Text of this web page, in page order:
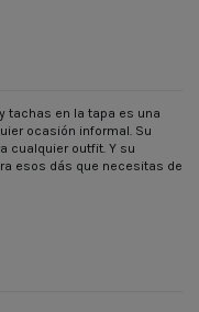
tachas en la tapa es una
ocasión informal. Su
cualquier outfit. Y su
esos dás que necesitas de